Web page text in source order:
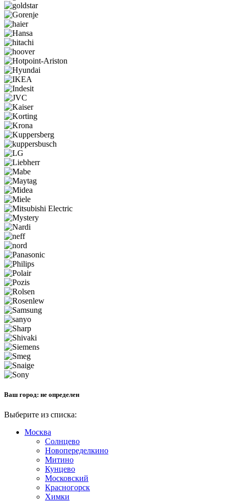
Ваш город: не определен
Выберите из списка:
Москва
Солнцево
Новопеределкино
Митино
Кунцево
Московский
Красногорск
Химки